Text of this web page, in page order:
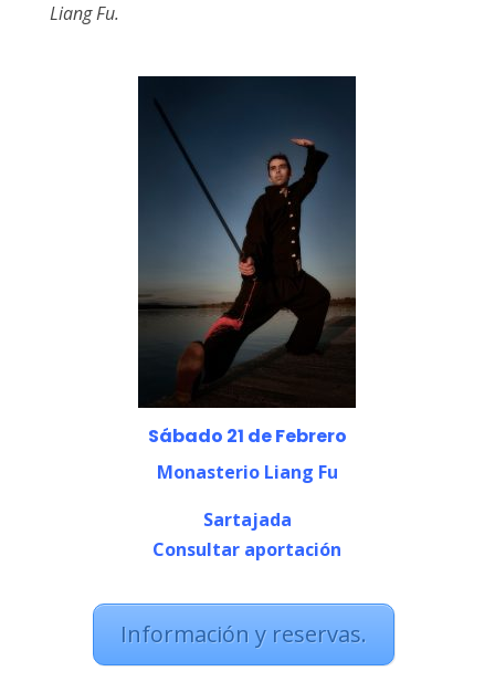
Liang Fu.
Sábado 21 de Febrero
Monasterio Liang Fu
Sartajada
Consultar aportación
Información y reservas.